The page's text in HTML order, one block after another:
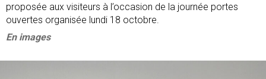
proposée aux visiteurs à l’occasion de la journée portes
ouvertes organisée lundi 18 octobre.
En images